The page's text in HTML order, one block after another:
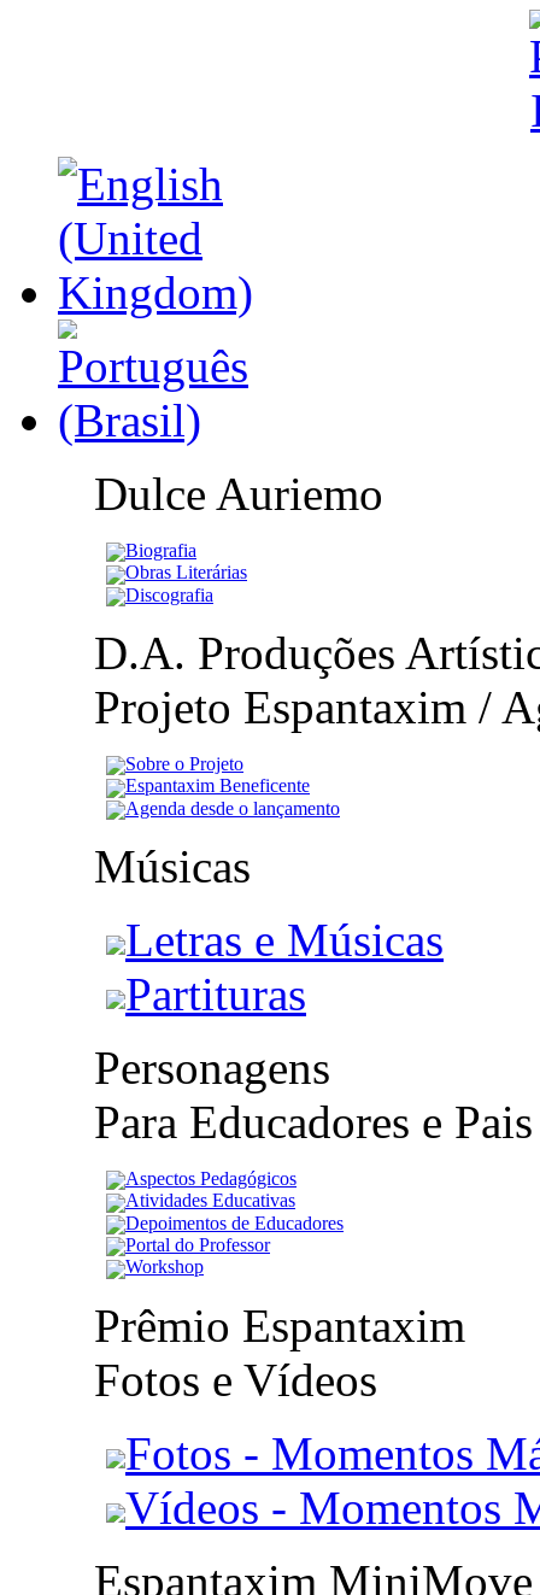
Dulce Auriemo
Biografia
Obras Literárias
Discografia
D.A. Produções
Projeto Espantaxim /
Sobre o Projeto
Espantaxim Beneficente
Agenda desde o lançamento
Músicas
Letras e Músicas
Partituras
Personagens
Para Educadores e Pais
Aspectos Pedagógicos
Atividades Educativas
Depoimentos de Educadores
Portal do Professor
Workshop
Prêmio Espantaxim
Fotos e Vídeos
Fotos - Momentos
Vídeos - Momentos
Espantaxim MiniMove